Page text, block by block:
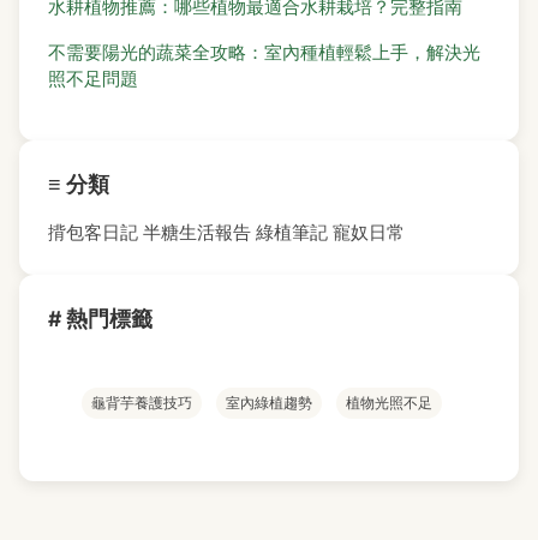
水耕植物推薦：哪些植物最適合水耕栽培？完整指南
不需要陽光的蔬菜全攻略：室內種植輕鬆上手，解決光
照不足問題
≡ 分類
揹包客日記 半糖生活報告 綠植筆記 寵奴日常
# 熱門標籤
龜背芋養護技巧 室內綠植趨勢 植物光照不足